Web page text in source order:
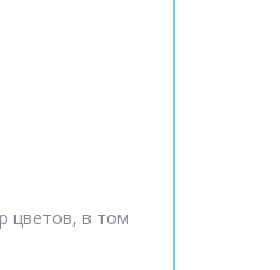
цветов, в том